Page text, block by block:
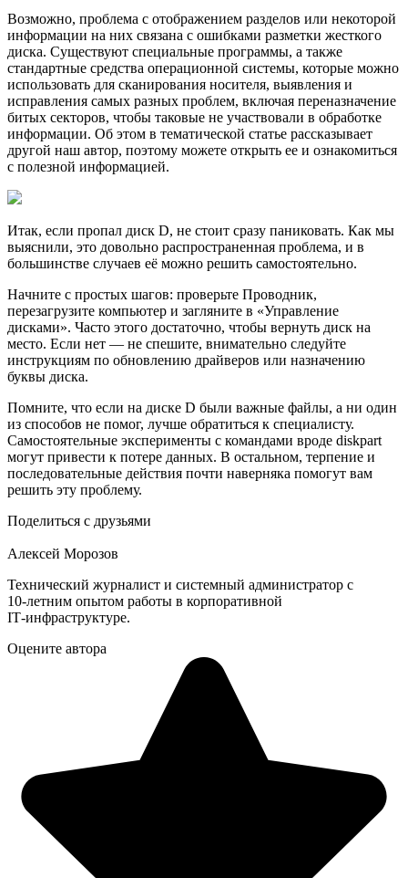
Возможно, проблeма с отображением разделов или некоторой
информации на них связана с ошибками разметки жесткого
диска. Существуют специальные программы, а также
стандартные средства операционной системы, которые можно
использовать для сканирования носителя, выявления и
исправления самых разных проблем, включая переназначение
битых секторов, чтобы таковые не участвовали в обработке
информации. Об этом в тематической статье рассказывает
другой наш автор, поэтому можете открыть ее и ознакомиться
с полезной информацией.
Итак, если прoпал диск D, не стоит сразу паниковать. Как мы
выяснили, это довольно распространенная проблема, и в
большинстве случаев её можно решить самостоятельно.
Нaчните с простых шагов: проверьте Проводник,
перезагрузите компьютер и загляните в «Управление
дисками». Часто этого достаточно, чтобы вернуть диск на
место. Если нет — не спешите, внимательно следуйте
инструкциям по обновлению драйверов или назначению
буквы диска.
Помните, что если на диске D были важные файлы, а ни один
из способов не помог, лyчше обратиться к специалисту.
Самостоятельные эксперименты с командами вроде diskpart
могут привести к потере данных. В остальном, терпение и
последовательные действия почти наверняка помогут вам
решить эту проблему.
Поделиться с друзьями
Алексей Морозов
Технический журналист и системный администратор с
10‑летним опытом работы в корпоративной
IT‑инфраструктуре.
Оцените автора